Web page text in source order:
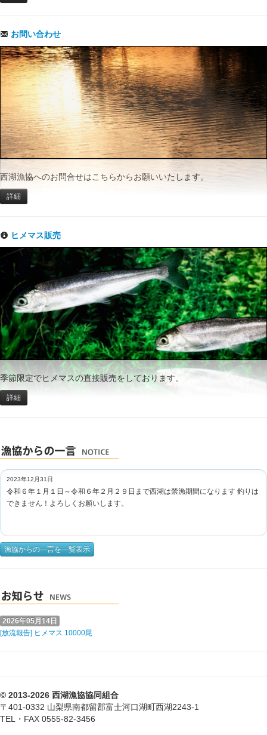
お問い合わせ
西湖漁協へのお問合せはこちらからお願いいたします。
詳細
ヒメマス販売
季節限定でヒメマスの直接販売をしております。
詳細
2023年12月31日
令和６年１月１日～令和６年２月２９日まで西湖は禁漁期間になります 釣りは
できません！よろしくお願いします。
漁協からの一言を一覧表示
2026年05月14日
[放流報告] ヒメマス 10000尾
© 2013-2026 西湖漁協協同組合
〒401-0332 山梨県南都留郡富士河口湖町西湖2243-1
TEL・FAX 0555-82-3456